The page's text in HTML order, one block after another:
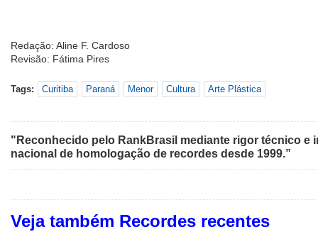
Redação: Aline F. Cardoso
Revisão: Fátima Pires
Tags: Curitiba Paraná Menor Cultura Arte Plástica
"Reconhecido pelo RankBrasil mediante rigor técnico e
nacional de homologação de recordes desde 1999.”
Veja também Recordes recentes